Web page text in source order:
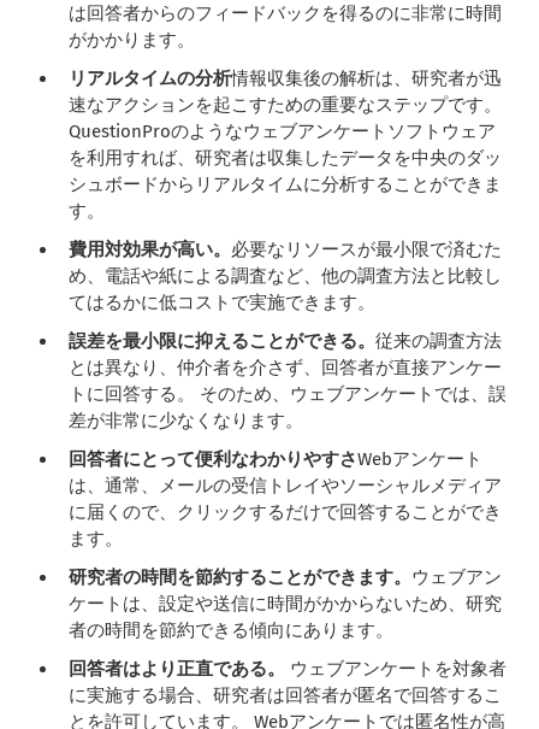
は回答者からのフィードバックを得るのに非常に時間
がかかります。
リアルタイムの分析情報収集後の解析は、研究者が迅
速なアクションを起こすための重要なステップです。
QuestionProのようなウェブアンケートソフトウェア
を利用すれば、研究者は収集したデータを中央のダッ
シュボードからリアルタイムに分析することができま
す。
費用対効果が高い。 必要なリソースが最小限で済むた
め、電話や紙による調査など、他の調査方法と比較し
てはるかに低コストで実施できます。
誤差を最小限に抑えることができる。従来の調査方法
とは異なり、仲介者を介さず、回答者が直接アンケー
トに回答する。 そのため、ウェブアンケートでは、誤
差が非常に少なくなります。
回答者にとって便利なわかりやすさWebアンケート
は、通常、メールの受信トレイやソーシャルメディア
に届くので、クリックするだけで回答することができ
ます。
研究者の時間を節約することができます。 ウェブアン
ケートは、設定や送信に時間がかからないため、研究
者の時間を節約できる傾向にあります。
回答者はより正直である。 ウェブアンケートを対象者
に実施する場合、研究者は回答者が匿名で回答するこ
とを許可しています。 Webアンケートでは匿名性が高